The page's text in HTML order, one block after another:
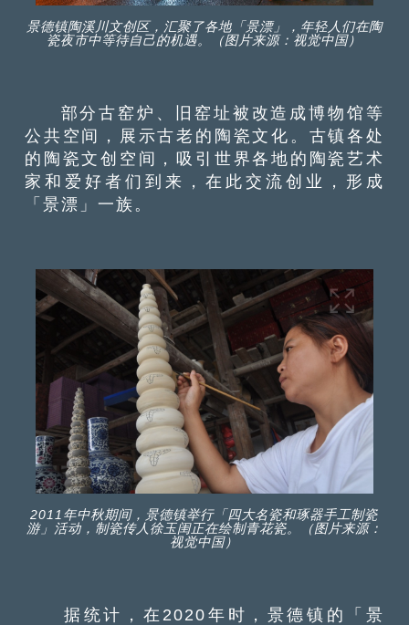
景德镇陶溪川文创区，汇聚了各地「景漂」，年轻人们在陶
瓷夜市中等待自己的机遇。（图片来源：视觉中国）
部分古窑炉、旧窑址被改造成博物馆等
公共空间，展示古老的陶瓷文化。古镇各处
的陶瓷文创空间，吸引世界各地的陶瓷艺术
家和爱好者们到来，在此交流创业，形成
「景漂」一族。
2011年中秋期间，景德镇举行「四大名瓷和琢器手工制瓷
游」活动，制瓷传人徐玉闺正在绘制青花瓷。（图片来源：
视觉中国）
据统计，在2020年时，景德镇的「景